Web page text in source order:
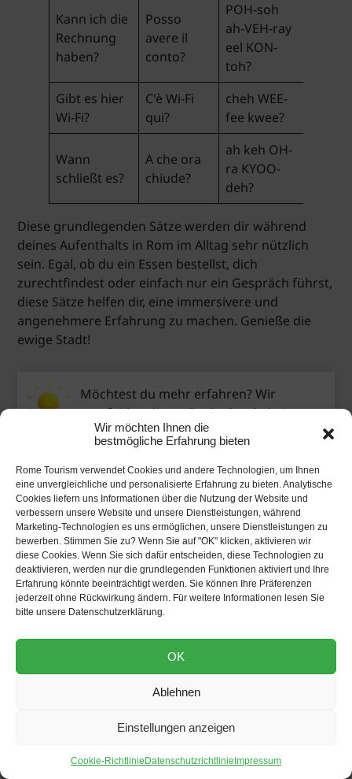
Wir möchten Ihnen die
bestmögliche Erfahrung bieten
Rome Tourism verwendet Cookies und andere Technologien, um Ihnen
eine unvergleichliche und personalisierte Erfahrung zu bieten. Analytische
Cookies liefern uns Informationen über die Nutzung der Website und
verbessern unsere Website und unsere Dienstleistungen, während
Marketing-Technologien es uns ermöglichen, unsere Dienstleistungen zu
bewerben. Stimmen Sie zu? Wenn Sie auf "OK" klicken, aktivieren wir
diese Cookies. Wenn Sie sich dafür entscheiden, diese Technologien zu
deaktivieren, werden nur die grundlegenden Funktionen aktiviert und Ihre
Erfahrung könnte beeinträchtigt werden. Sie können Ihre Präferenzen
jederzeit ohne Rückwirkung ändern. Für weitere Informationen lesen Sie
bitte unsere Datenschutzerklärung.
OK
Ablehnen
Einstellungen anzeigen
Cookie-Richtlinie Datenschutzrichtlinie Impressum
Kann ich die
Rechnung
haben?
Posso
avere il
conto?
POH-soh
ah-VEH-ray
eel KON-
toh?
Gibt es hier
Wi-Fi?
C'è Wi-Fi
qui?
cheh WEE-
fee kwee?
Wann
schließt es?
A che ora
chiude?
ah keh OH-
ra KYOO-
deh?
Diese grundlegenden Sätze werden dir während
deines Aufenthalts in Rom im Alltag sehr nützlich
sein. Egal, ob du ein Essen bestellst, dich
zurechtfindest oder einfach nur ein Gespräch führst,
diese Sätze helfen dir, eine immersivere und
angenehmere Erfahrung zu machen. Genieße die
ewige Stadt!
Möchtest du mehr erfahren? Wir
empfehlen dieses Buch, das du bei
Amazon findest und sehr gut gemacht
ist:Italienisch lernen in 30 Tagen
Diese Artikel könnten
dich auch
interessieren